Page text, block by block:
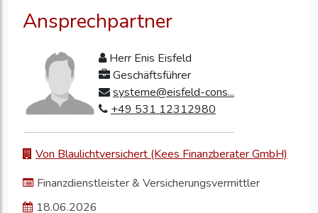
Ansprechpartner
Herr Enis Eisfeld
Geschäftsführer
systeme@eisfeld-cons...
+49 531 12312980
Von Blaulichtversichert (Kees Finanzberater GmbH)
Finanzdienstleister & Versicherungsvermittler
18.06.2026